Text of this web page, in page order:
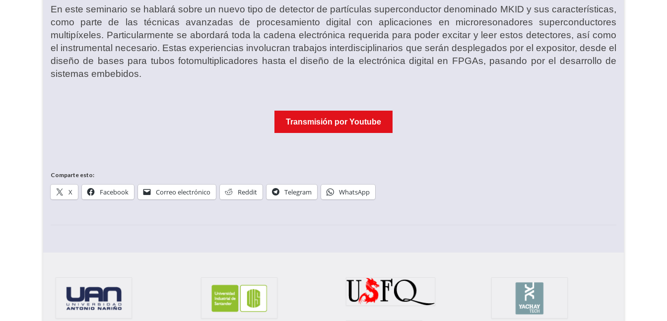
En este seminario se hablará sobre un nuevo tipo de detector de partículas superconductor denominado MKID y sus características,
como parte de las técnicas avanzadas de procesamiento digital con aplicaciones en microresonadores superconductores
multipíxeles. Particularmente se abordará toda la cadena electrónica requerida para poder excitar y leer estos detectores, así como
el instrumental necesario. Estas experiencias involucran trabajos interdisciplinarios que serán desplegados por el expositor, desde el
diseño de bases para tubos fotomultiplicadores hasta el diseño de la electrónica digital en FPGAs, pasando por el desarrollo de
sistemas embebidos.
Transmisión por Youtube
Comparte esto:
X Facebook Correo electrónico Reddit Telegram WhatsApp